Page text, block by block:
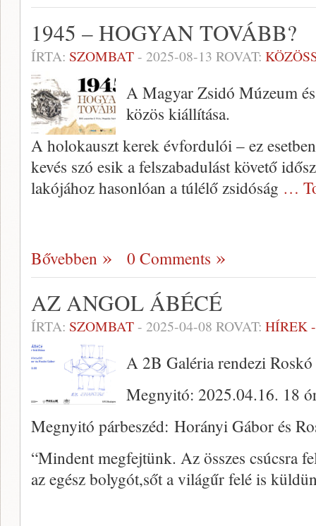
1945 – HOGYAN TOVÁBB?
ÍRTA: SZOMBAT- 2025-08-13 ROVAT:
A Magyar Zsidó Múzeum
közös kiállítása.
A holokauszt kerek évfordulói – ez
kevés szó esik a felszabadulást követő
lakójához hasonlóan a túlélő zsidóság …
Bővebben 0 Comments
AZ ANGOL ÁBÉCÉ
ÍRTA: SZOMBAT- 2025-04-08 ROVAT: HÍREK
A 2B Galéria rendezi
Megnyitó: 2025.04.16. 18
Megnyitó párbeszéd: Horányi Gábor és
“Mindent megfejtünk. Az összes csúcsra
az egész bolygót,sőt a világűr felé is